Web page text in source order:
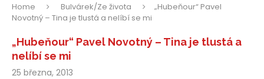
Home Bulvárek/Ze života
„Hubeňour“ Pavel
Novotný – Tina je tlustá a nelíbí se mi
„Hubeňour“ Pavel Novotný – Tina je tlustá a
nelíbí se mi
25 března, 2013